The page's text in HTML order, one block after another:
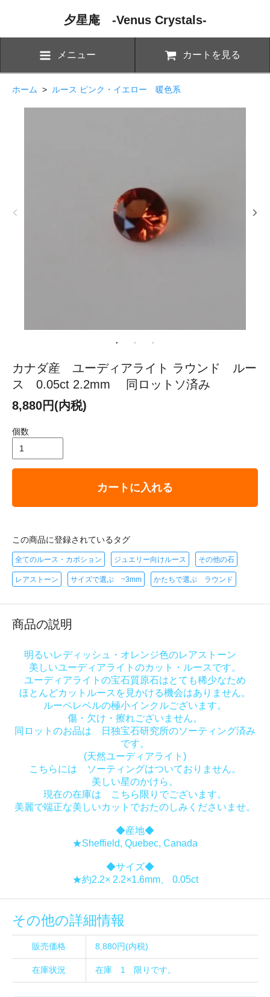
夕星庵 -Venus Crystals-
メニュー カートを見る
ホーム > ルース ピンク・イエロー 暖色系
カナダ産 ユーディアライト ラウンド ルー
ス 0.05ct 2.2mm 同ロットソ済み
8,880円(内税)
個数
カートに入れる
この商品に登録されているタグ
全てのルース・カボション ジュエリー向けルース その他の石
レアストーン サイズで選ぶ ~3mm かたちで選ぶ ラウンド
商品の説明
明るいレディッシュ・オレンジ色のレアストーン
美しいユーディアライトのカット・ルースです。
ユーディアライトの宝石質原石はとても稀少なため
ほとんどカットルースを見かける機会はありません。
ルーペレベルの極小インクルございます。
傷・欠け・擦れございません。
同ロットのお品は 日独宝石研究所のソーティング済み
です。
(天然ユーディアライト)
こちらには ソーティングはついておりません。
美しい星のかけら。
現在の在庫は こちら限りでございます。
美麗で端正な美しいカットでおたのしみくださいませ。
◆産地◆
★Sheffield, Quebec, Canada
◆サイズ◆
★約2.2× 2.2×1.6mm、 0.05ct
その他の詳細情報
販売価格 8,880円(内税)
在庫状況 在庫 1 限りです。